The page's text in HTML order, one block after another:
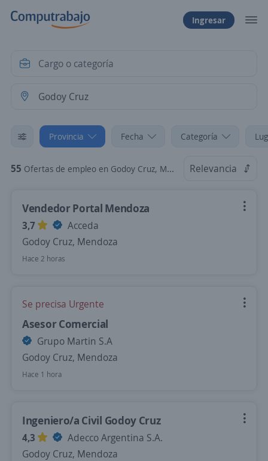
Ingresar
Provincia Fecha Categoría
55 Ofertas de empleo en Godoy Cruz, Mendoza Relevancia
Vendedor Portal Mendoza
3,7
Acceda
Godoy Cruz, Mendoza
Hace 2 horas
Se precisa Urgente
Asesor Comercial
Grupo Martin S.A
Godoy Cruz, Mendoza
Hace 1 hora
Ingeniero/a Civil Godoy Cruz
4,3
Adecco Argentina S.A.
Godoy Cruz, Mendoza